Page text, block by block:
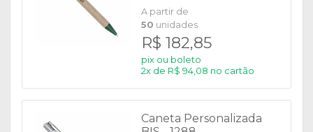
A partir de
50 unidades
R$ 182,85
pix ou boleto
2x de R$ 94,08 no cartão
Caneta Personalizada